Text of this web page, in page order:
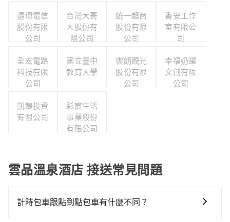
遠傳電信
股份有限
公司
台灣大哥
大股份有
限公司
統一超商
股份有限
公司
香安工作
室有限公
司
全宏電路
科技有限
公司
國立臺中
教育大學
雲朗觀光
股份有限
公司
幸福奶罐
文創有限
公司
凱婕投資
有限公司
彩宸生活
事業股份
有限公司
雲品溫泉酒店 接送常見問題
計時包車跟點到點包車有什麼不同？